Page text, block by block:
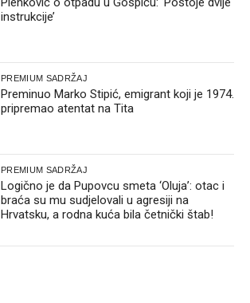
instrukcije’
PREMIUM SADRŽAJ
Preminuo Marko Stipić, emigrant koji je 1974.
pripremao atentat na Tita
PREMIUM SADRŽAJ
Logično je da Pupovcu smeta ‘Oluja’: otac i
braća su mu sudjelovali u agresiji na
Hrvatsku, a rodna kuća bila četnički štab!